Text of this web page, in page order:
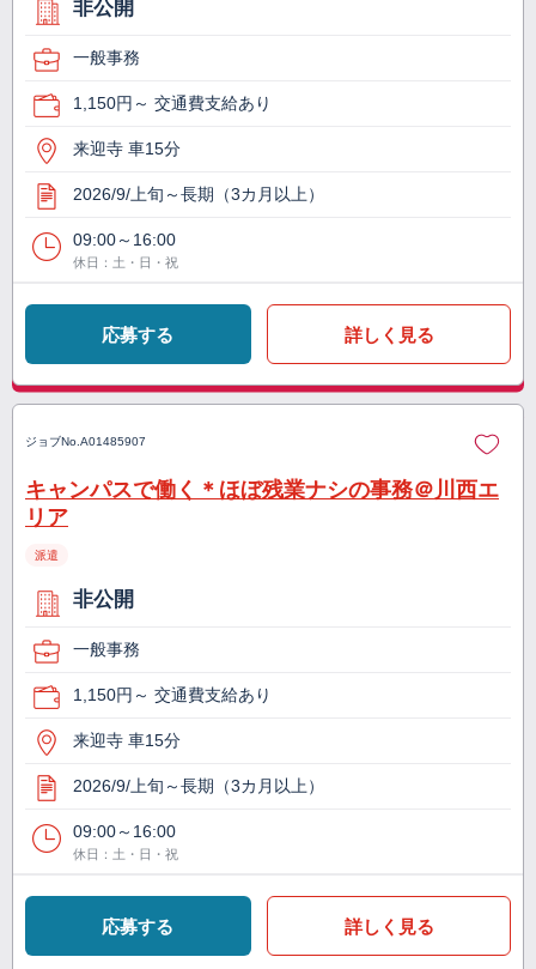
非公開
一般事務
1,150円～ 交通費支給あり
来迎寺 車15分
2026/9/上旬～長期（3カ月以上）
09:00～16:00
休日：土・日・祝
応募する 詳しく見る
ジョブNo. A01485907
キャンパスで働く＊ほぼ残業ナシの事務＠川西エ
リア
派遣
非公開
一般事務
1,150円～ 交通費支給あり
来迎寺 車15分
2026/9/上旬～長期（3カ月以上）
09:00～16:00
休日：土・日・祝
応募する 詳しく見る